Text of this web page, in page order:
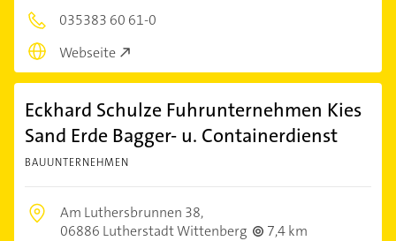
035383 60 61-0
Webseite
Eckhard Schulze Fuhrunternehmen Kies
Sand Erde Bagger- u. Containerdienst
BAUUNTERNEHMEN
Am Luthersbrunnen 38,
06886 Lutherstadt Wittenberg
7,4 km